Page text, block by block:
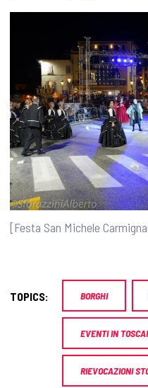
[Festa San Michele
TOPICS: BORGHI
EVENTI IN
RIEVOCAZIONI